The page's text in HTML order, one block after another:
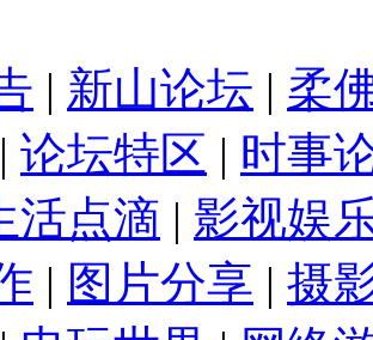
| 新山论坛 | 柔
| 论坛特区 | 时事
活点滴 | 影视娱
| 图片分享 | 摄